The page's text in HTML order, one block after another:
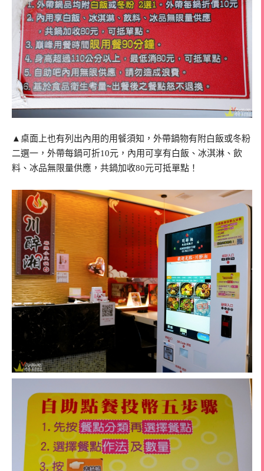
▲桌面上也有列出內用的用餐須知，外帶鍋物有附白飯或冬粉
二選一，外帶每鍋可折10元，內用可享有白飯、冰淇淋、飲
料、冰品無限量供應，共鍋加收80元可抵單點！